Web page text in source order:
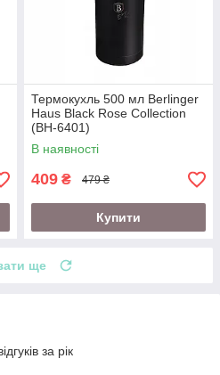
Термокухль 500 мл Berlinger
Haus Black Rose Collection
(BH-6401)
В наявності
409 ₴ 479 ₴
Купити
ще
за рік